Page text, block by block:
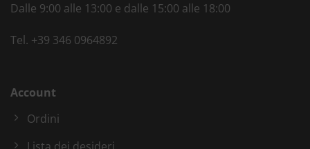
Dalle 9:00 alle 13:00 e dalle 15:00 alle 18:00
Tel. +39 346 0964892
Account
Ordini